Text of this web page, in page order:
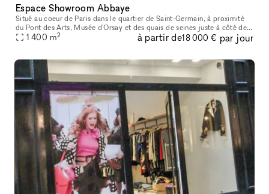
Espace Showroom Abbaye
Situé au coeur de Paris dans le quartier de Saint-Germain, à proximité
du Pont des Arts, Musée d'Orsay et des quais de seines juste à côté de
l'église Saint-Germain, Café de Flore, Les Deux Magots et
1 400 m2 à partir de18 000 € par jour